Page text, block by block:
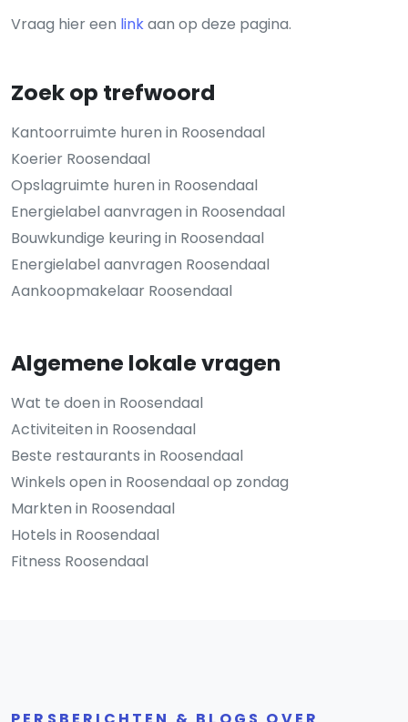
Vraag hier een linkaan op deze pagina.
Zoek op trefwoord
Kantoorruimte huren in Roosendaal
Koerier Roosendaal
Opslagruimte huren in Roosendaal
Energielabel aanvragen in Roosendaal
Bouwkundige keuring in Roosendaal
Energielabel aanvragen Roosendaal
Aankoopmakelaar Roosendaal
Algemene lokale vragen
Wat te doen in Roosendaal
Activiteiten in Roosendaal
Beste restaurants in Roosendaal
Winkels open in Roosendaal op zondag
Markten in Roosendaal
Hotels in Roosendaal
Fitness Roosendaal